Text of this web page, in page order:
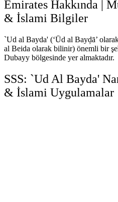
Emirates Hakkında |
& İslami Bilgiler
`Ud al Bayda' (‘Ūd al Bayḑā’
al Beida olarak bilinir) önemli bir
Dubayy bölgesinde yer almaktadır.
SSS: `Ud Al Bayda'
& İslami Uygulamalar